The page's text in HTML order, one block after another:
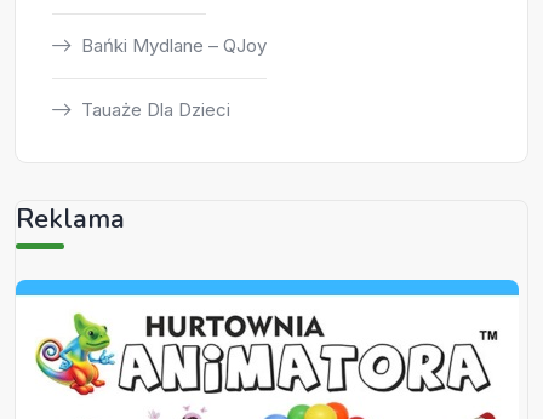
Bańki Mydlane – QJoy
Tauaże Dla Dzieci
Reklama